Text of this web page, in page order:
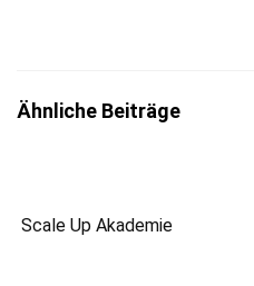
Ähnliche Beiträge
Scale Up Akademie